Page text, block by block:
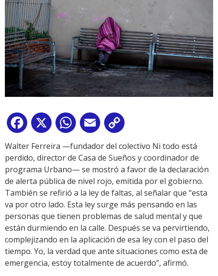
Facebook
X WhatsApp
Email
Link
Walter Ferreira —fundador del colectivo Ni todo está
perdido, director de Casa de Sueños y coordinador de
programa Urbano— se mostró a favor de la declaración
de alerta pública de nivel rojo, emitida por el gobierno.
También se refirió a la ley de faltas, al señalar que “esta
va por otro lado. Esta ley surge más pensando en las
personas que tienen problemas de salud mental y que
están durmiendo en la calle. Después se va pervirtiendo,
complejizando en la aplicación de esa ley con el paso del
tiempo. Yo, la verdad que ante situaciones como esta de
emergencia, estoy totalmente de acuerdo”, afirmó.